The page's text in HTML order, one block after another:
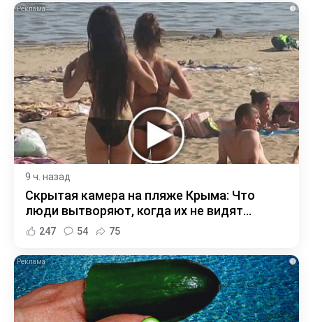
i
9 ч. назад
Скрытая камера на пляже Крыма: Что
люди вытворяют, когда их не видят...
247 54 75
i